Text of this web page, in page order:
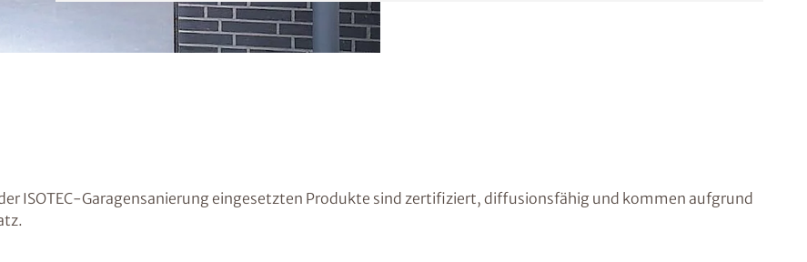
ISOTEC-Garagensanierung eingesetzten Produkte sind zertifiziert, diffusionsfähig und kommen aufgrund